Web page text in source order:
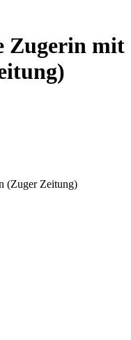
Zugerin mit
(Zuger Zeitung)